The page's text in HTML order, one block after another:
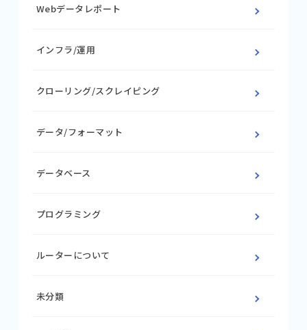
Webデータレポート
インフラ/運用
クローリング/スクレイピング
データ/フォーマット
データベース
プログラミング
ルーターについて
未分類